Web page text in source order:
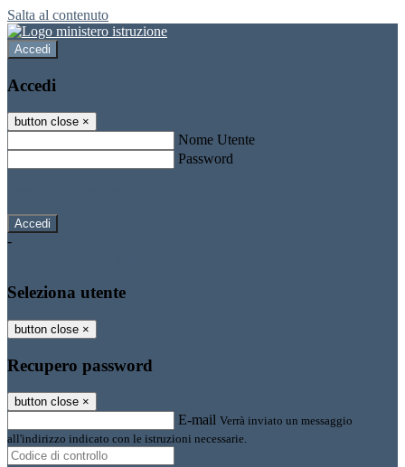
Salta al contenuto
Accedi
Accedi
button close ×
Nome Utente
Password
-
Seleziona utente
button close ×
Recupero password
button close ×
E-mail Verrà inviato un messaggio
all'indirizzo indicato con le istruzioni necessarie.